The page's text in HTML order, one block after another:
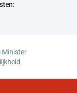
Minister